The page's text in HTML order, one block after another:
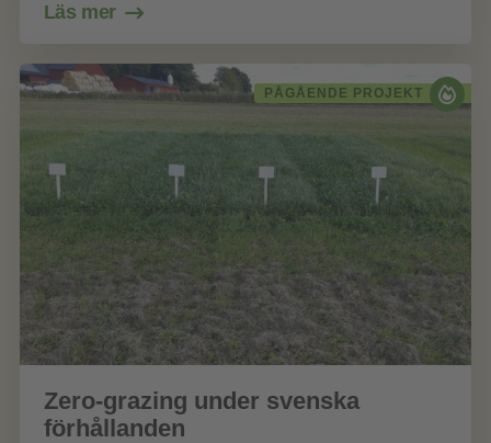
Läs mer
PÅGÅENDE PROJEKT
Zero-grazing under svenska
förhållanden